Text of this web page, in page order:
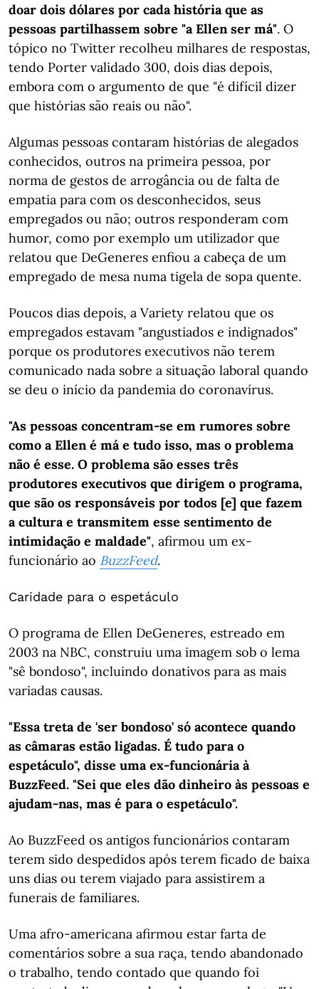
doar dois dólares por cada história que as
pessoas partilhassem sobre "a Ellen ser má". O
tópico no Twitter recolheu milhares de respostas,
tendo Porter validado 300, dois dias depois,
embora com o argumento de que "é difícil dizer
que histórias são reais ou não".
Algumas pessoas contaram histórias de alegados
conhecidos, outros na primeira pessoa, por
norma de gestos de arrogância ou de falta de
empatia para com os desconhecidos, seus
empregados ou não; outros responderam com
humor, como por exemplo um utilizador que
relatou que DeGeneres enfiou a cabeça de um
empregado de mesa numa tigela de sopa quente.
Poucos dias depois, a Variety relatou que os
empregados estavam "angustiados e indignados"
porque os produtores executivos não terem
comunicado nada sobre a situação laboral quando
se deu o início da pandemia do coronavírus.
"As pessoas concentram-se em rumores sobre
como a Ellen é má e tudo isso, mas o problema
não é esse. O problema são esses três
produtores executivos que dirigem o programa,
que são os responsáveis por todos [e] que fazem
a cultura e transmitem esse sentimento de
intimidação e maldade", afirmou um ex-
funcionário ao BuzzFeed.
Caridade para o espetáculo
O programa de Ellen DeGeneres, estreado em
2003 na NBC, construiu uma imagem sob o lema
"sê bondoso", incluindo donativos para as mais
variadas causas.
"Essa treta de 'ser bondoso' só acontece quando
as câmaras estão ligadas. É tudo para o
espetáculo", disse uma ex-funcionária à
BuzzFeed. "Sei que eles dão dinheiro às pessoas e
ajudam-nas, mas é para o espetáculo".
Ao BuzzFeed os antigos funcionários contaram
terem sido despedidos após terem ficado de baixa
uns dias ou terem viajado para assistirem a
funerais de familiares.
Uma afro-americana afirmou estar farta de
comentários sobre a sua raça, tendo abandonado
o trabalho, tendo contado que quando foi